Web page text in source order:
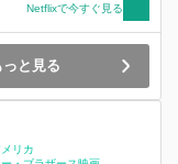
Netflixで今すぐ見る
と見る
メリカ